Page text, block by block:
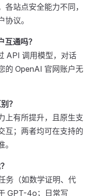
站点安全能力不同，
议。
通吗？
API 调用模型，对话
的 OpenAI 官网账户无
？
上有所提升，且原生支
互；两者均可在支持的
务（如数学证明、代
GPT-4o；日常写